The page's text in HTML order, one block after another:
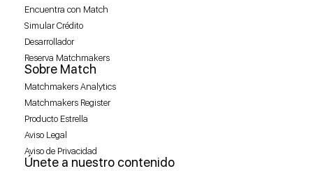
Desarrollo
Modelo
STREET B
(6Disponibles)
Encuentra con Match
Simular Crédito
Desarrollador
Reserva Matchmakers
Sobre Match
Matchmakers Analytics
Matchmakers Register
Producto Estrella
Aviso Legal
Aviso de Privacidad
Únete a nuestro contenido